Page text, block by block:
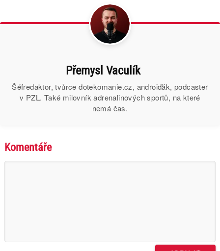
Přemysl Vaculík
Šéfredaktor, tvůrce dotekomanie.cz, androiďák, podcaster
v PZL. Také milovník adrenalinových sportů, na které
nemá čas.
Komentáře